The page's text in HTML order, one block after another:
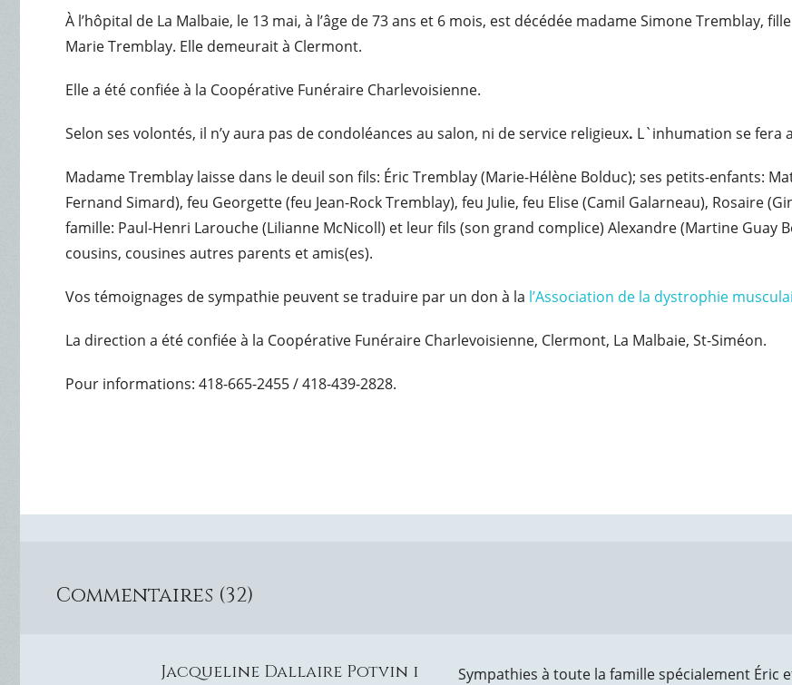
À l’hôpital de La Malbaie, le 13 mai, à l’âge de 73 ans et 6 mois, est décédée madame Simone Tremblay,
Marie Tremblay. Elle demeurait à Clermont.
Elle a été confiée à la Coopérative Funéraire Charlevoisienne.
Selon ses volontés, il n’y aura pas de condoléances au salon, ni de service religieux. L`inhumation se fera
Madame Tremblay laisse dans le deuil son fils: Éric Tremblay (Marie-Hélène Bolduc); ses petits-enfants:
Fernand Simard), feu Georgette (feu Jean-Rock Tremblay), feu Julie, feu Elise (Camil Galarneau), Rosaire
famille: Paul-Henri Larouche (Lilianne McNicoll) et leur fils (son grand complice) Alexandre (Martine Guay
cousins, cousines autres parents et amis(es).
Vos témoignages de sympathie peuvent se traduire par un don à la l’Association de la dystrophie
La direction a été confiée à la Coopérative Funéraire Charlevoisienne, Clermont, La Malbaie, St-Siméon.
Pour informations: 418-665-2455 / 418-439-2828.
Commentaires (32)
Jacqueline Dallaire Potvin i
Sympathies à toute la famille spécialement Éric